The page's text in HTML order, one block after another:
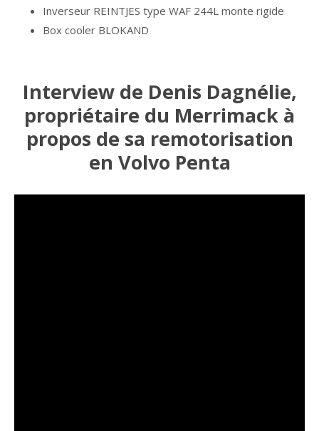
Inverseur REINTJES type WAF 244L monte rigide
Box cooler BLOKAND
Interview de Denis Dagnélie,
propriétaire du Merrimack à
propos de sa remotorisation
en Volvo Penta